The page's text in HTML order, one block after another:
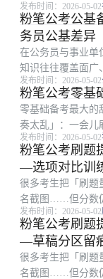
全，面试还要开口
深度学习塞进地铁
面目标拆成每科贡...
发布时间：2026-05-02
粉笔公考公基
务员公基差异
在公务员与事业单
知识往往覆盖面广
考、地方单招，也
叉。很多考生刷了
的不熟」：根因往
发布时间：2026-05-02
粉笔公考零基
零基础备考最大的
奏太乱」：一会儿
练时间却被切碎。
「考什么、怎么考
要。三周一轮：基
发布时间：2026-05-02
粉笔公考刷题
—选项对比训
很多考生把「刷题
名截图……但分数
「诊断—修正—再
题都在回答三个问
第一步做什么。复
发布时间：2026-05-02
粉笔公考刷题
—草稿分区留
很多考生把「刷题
名截图……但分数